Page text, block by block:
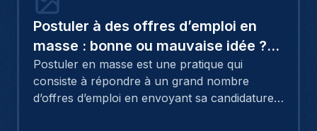
Postuler à des offres d’emploi en
masse : bonne ou mauvaise idée ?
Témoignage
Postuler en masse est une pratique qui
consiste à répondre à un grand nombre
d’offres d’emploi en envoyant sa candidature